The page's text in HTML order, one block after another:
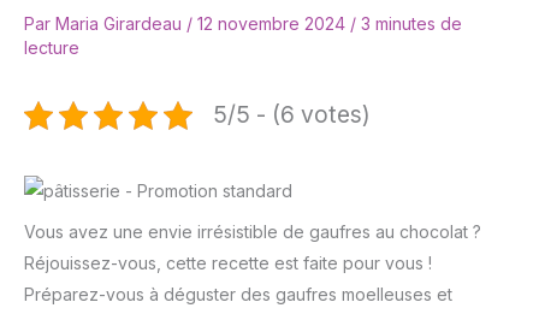
Par Maria Girardeau / 12 novembre 2024 / 3 minutes de
lecture
5/5 - (6 votes)
Vous avez une envie irrésistible de gaufres au chocolat ?
Réjouissez-vous, cette recette est faite pour vous !
Préparez-vous à déguster des gaufres moelleuses et